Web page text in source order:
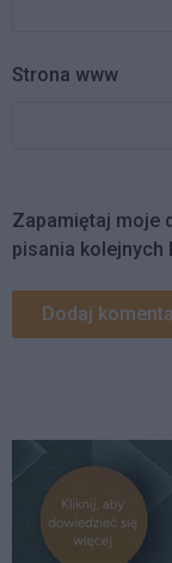
Strona www
Zapamiętaj moje
pisania kolejnych